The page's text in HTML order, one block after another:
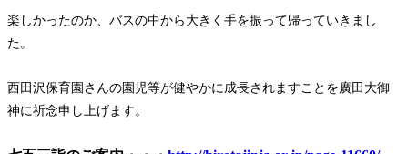
楽しかったのか、バスの中から大きく手を振って帰っていきまし
た。
西田沢保育園さんの園児等が健やかに成長されますことを廣田大御
神に祈念申し上げます。